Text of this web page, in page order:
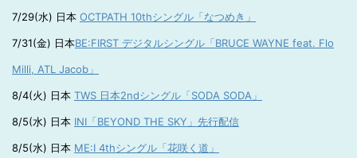
7/29(水) 日本 OCTPATH 10thシングル「なつめき」
7/31(金) 日本BE:FIRST デジタルシングル「BRUCE WAYNE feat. Flo
Milli, ATL Jacob」
8/4(火) 日本 TWS 日本2ndシングル「SODA SODA」
8/5(水) 日本 INI「BEYOND THE SKY」先行配信
8/5(水) 日本 ME:I 4thシングル「花咲く道」